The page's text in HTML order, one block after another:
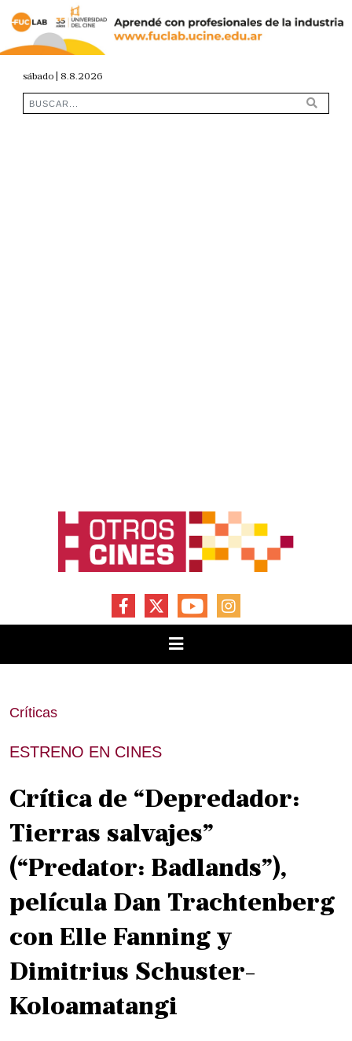
sábado | 8.8.2026
FACEBOOKYOUTUBEINSTAGRAM
Críticas
ESTRENO EN CINES
Crítica de “Depredador:
Tierras salvajes”
(“Predator: Badlands”),
película Dan Trachtenberg
con Elle Fanning y
Dimitrius Schuster-
Koloamatangi